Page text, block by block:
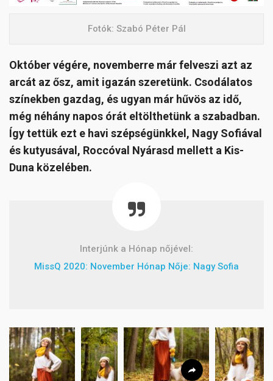
Fotók: Szabó Péter Pál
Október végére, novemberre már felveszi azt az
arcát az ősz, amit igazán szeretünk. Csodálatos
színekben gazdag, és ugyan már hűvös az idő,
még néhány napos órát eltölthetünk a szabadban.
Így tettük ezt e havi szépségünkkel, Nagy Sofiával
és kutyusával, Roccóval Nyárasd mellett a Kis-
Duna közelében.
Interjúnk a Hónap nőjével:
MissQ 2020: November Hónap Nője: Nagy Sofia